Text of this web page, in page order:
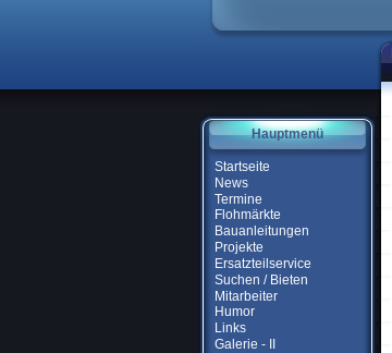
Hauptmenü
Startseite
News
Termine
Flohmärkte
Bauanleitungen
Projekte
Ersatzteilservice
Suchen / Bieten
Mitarbeiter
Humor
Links
Galerie - II